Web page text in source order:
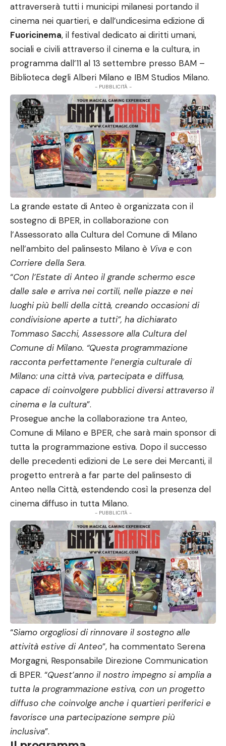
attraverserà tutti i municipi milanesi portando il
cinema nei quartieri, e dall’undicesima edizione di
Fuoricinema, il festival dedicato ai diritti umani,
sociali e civili attraverso il cinema e la cultura, in
programma dall’11 al 13 settembre presso BAM –
Biblioteca degli Alberi Milano e IBM Studios Milano.
- PUBBLICITÀ -
La grande estate di Anteo è organizzata con il
sostegno di BPER, in collaborazione con
l’Assessorato alla Cultura del Comune di Milano
nell’ambito del palinsesto Milano è Viva e con
Corriere della Sera.
“Con l’Estate di Anteo il grande schermo esce
dalle sale e arriva nei cortili, nelle piazze e nei
luoghi più belli della città, creando occasioni di
condivisione aperte a tutti”, ha dichiarato
Tommaso Sacchi, Assessore alla Cultura del
Comune di Milano. “Questa programmazione
racconta perfettamente l’energia culturale di
Milano: una città viva, partecipata e diffusa,
capace di coinvolgere pubblici diversi attraverso il
cinema e la cultura”.
Prosegue anche la collaborazione tra Anteo,
Comune di Milano e BPER, che sarà main sponsor di
tutta la programmazione estiva. Dopo il successo
delle precedenti edizioni de Le sere dei Mercanti, il
progetto entrerà a far parte del palinsesto di
Anteo nella Città, estendendo così la presenza del
cinema diffuso in tutta Milano.
- PUBBLICITÀ -
“Siamo orgogliosi di rinnovare il sostegno alle
attività estive di Anteo”, ha commentato Serena
Morgagni, Responsabile Direzione Communication
di BPER. “Quest’anno il nostro impegno si amplia a
tutta la programmazione estiva, con un progetto
diffuso che coinvolge anche i quartieri periferici e
favorisce una partecipazione sempre più
inclusiva”.